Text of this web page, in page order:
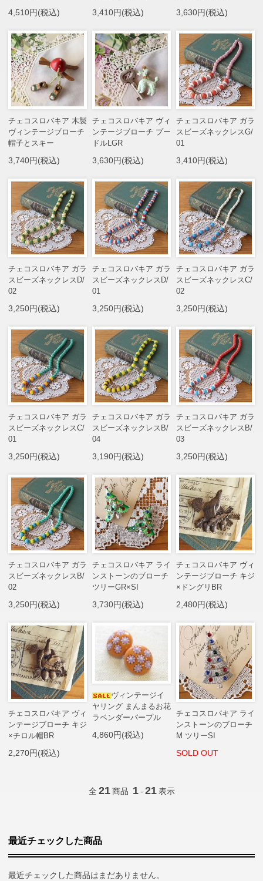
4,510円(税込) 3,410円(税込) 3,630円(税込)
チェコスロバキア 木製
ヴィンテージブローチ
帽子とスキー
3,740円(税込)
チェコスロバキア ヴィ
ンテージブローチ プー
ドルLGR
3,630円(税込)
チェコスロバキア ガラ
スビーズネックレスG/
01
3,410円(税込)
チェコスロバキア ガラ
スビーズネックレスD/
02
3,250円(税込)
チェコスロバキア ガラ
スビーズネックレスD/
01
3,250円(税込)
チェコスロバキア ガラ
スビーズネックレスC/
02
3,250円(税込)
チェコスロバキア ガラ
スビーズネックレスC/
01
3,250円(税込)
チェコスロバキア ガラ
スビーズネックレスB/
04
3,190円(税込)
チェコスロバキア ガラ
スビーズネックレスB/
03
3,250円(税込)
チェコスロバキア ガラ
スビーズネックレスB/
02
3,250円(税込)
チェコスロバキア ライ
ンストーンのブローチ
ツリーGR×SI
3,730円(税込)
チェコスロバキア ヴィ
ンテージブローチ キジ
×ドングリBR
2,480円(税込)
チェコスロバキア ヴィ
ンテージブローチ キジ
×チロル帽BR
2,270円(税込)
ヴィンテージイ
ヤリング まんまるお花
ラベンダーパープル
4,860円(税込)
チェコスロバキア ライ
ンストーンのブローチ
M ツリーSI
SOLD OUT
全 21 商品 1 - 21 表示
最近チェックした商品
最近チェックした商品はまだありません。